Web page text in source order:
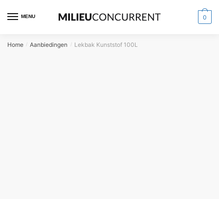
MENU 0
Home / Aanbiedingen / Lekbak Kunststof 100L